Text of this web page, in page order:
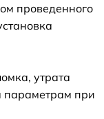
проведенного
утрата
параметрам при